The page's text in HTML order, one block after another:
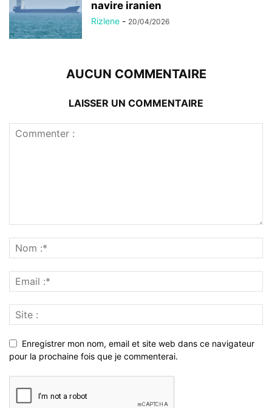
navire iranien
Rizlene - 20/04/2026
AUCUN COMMENTAIRE
LAISSER UN COMMENTAIRE
Enregistrer mon nom, email et site web dans ce navigateur
pour la prochaine fois que je commenterai.